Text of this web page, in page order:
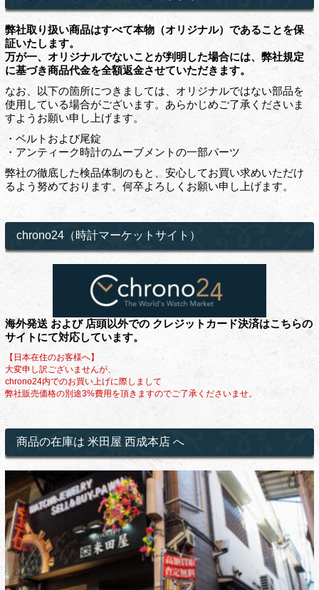
弊社取り扱い商品はすべて本物（オリジナル）であることを保
証いたします。
万が一、オリジナルでないことが判明した場合には、弊社規定
に基づき商品代金を全額返金させていただきます。
なお、以下の箇所につきましては、オリジナルではない部品を
使用している場合がございます。あらかじめご了承くださいま
すようお願い申し上げます。
・ベルトおよび尾錠
・アンティーク時計のムーブメントの一部パーツ
弊社の徹底した検品体制のもと、安心してお買い求めいただけ
るよう努めております。何卒よろしくお願い申し上げます。
chrono24（時計マーケットサイト）
海外発送 および 店頭以外での クレジットカード決済はこちらの
サイトにて対応しています。
【日本在住のお客様へ】
大変申し訳ございませんが、
chrono24内でのお買い上げに際しまして
弊社販売価格の別途3%費用を頂きますのでご了承くださいませ。
商品の在庫は 米田屋 西成本店 へ